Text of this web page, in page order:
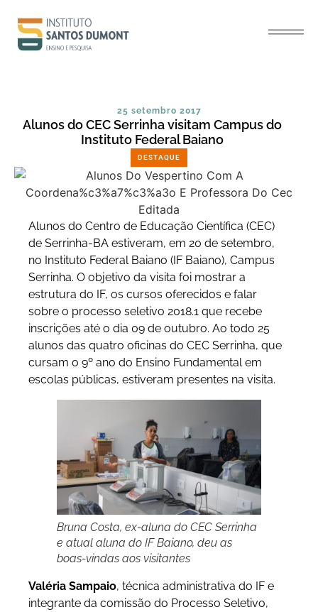
25 setembro 2017
Alunos do CEC Serrinha visitam Campus do
Instituto Federal Baiano
DESTAQUE
Alunos do Centro de Educação Científica (CEC)
de Serrinha-BA estiveram, em 20 de setembro,
no Instituto Federal Baiano (IF Baiano), Campus
Serrinha. O objetivo da visita foi mostrar a
estrutura do IF, os cursos oferecidos e falar
sobre o processo seletivo 2018.1 que recebe
inscrições até o dia 09 de outubro. Ao todo 25
alunos das quatro oficinas do CEC Serrinha, que
cursam o 9º ano do Ensino Fundamental em
escolas públicas, estiveram presentes na visita.
Bruna Costa, ex-aluna do CEC Serrinha
e atual aluna do IF Baiano, deu as
boas-vindas aos visitantes
Valéria Sampaio, técnica administrativa do IF e
integrante da comissão do Processo Seletivo,